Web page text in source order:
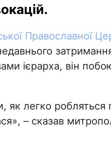
Православної
ієрарха, він
легко робляться
– сказав